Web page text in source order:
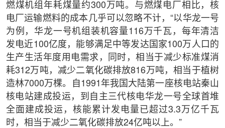
燃煤机组年耗煤量约300万吨。与燃煤电厂相比，核
电厂运输燃料的成本几乎可以忽略不计，“以华龙一号
为例，华龙一号机组装机容量116万千瓦，每年清洁
发电近100亿度，能够满足中等发达国家100万人口的
生产生活年度用电需求，同时，相当于减少标准煤消
耗312万吨，减少二氧化碳排放816万吨，相当于植树
造林7000万棵。自1991年我国大陆第一座核电站秦山
核电站建成投运，到自主三代核电华龙一号全球首堆
全面建成投运，核能累计发电量已超过3.3万亿千瓦
时，相当于减少二氧化碳排放24亿吨以上。”